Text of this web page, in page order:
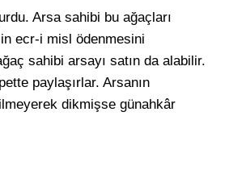
Arsa sahibi bu ağaçları
ecr-i misl ödenmesini
sahibi arsayı satın da alabilir.
paylaşırlar. Arsanın
dikmişse günahkâr